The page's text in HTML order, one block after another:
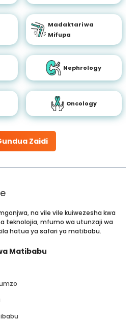
Zaidi
Madaktari wa
Mifupa
Nephrology
Oncology
na vile vile kuiwezesha kwa
teknolojia, mfumo wa utunzaji wa
hatua ya safari ya matibabu.
Matibabu